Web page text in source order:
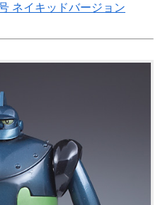
ネイキッドバージョン